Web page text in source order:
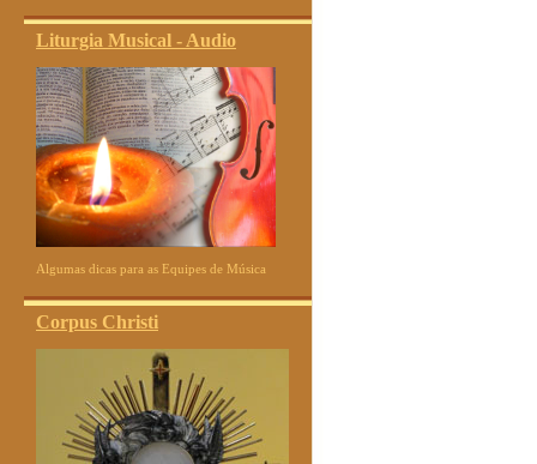
Liturgia Musical - Audio
Algumas dicas para as Equipes de Música
Corpus Christi